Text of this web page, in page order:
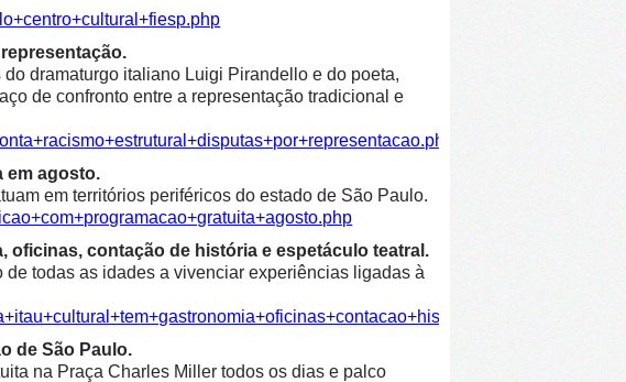
dramaturgo italiano Luigi Pirandello e do poeta,
de confronto entre a representação tradicional e
em agosto.
em territórios periféricos do estado de São Paulo.
oficinas, contação de história e espetáculo teatral.
todas as idades a vivenciar experiências ligadas à
de São Paulo.
na Praça Charles Miller todos os dias e palco